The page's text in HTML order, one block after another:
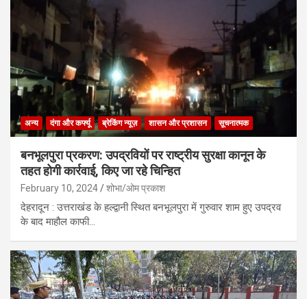
अन्य दंगा और कर्फ्यू ब्रेकिंग न्यूज़ शासन और प्रशासन सूचनात्मक
बनभूलपुरा प्रकरण: उपद्रवियों पर राष्ट्रीय सुरक्षा कानून के
तहत होगी कार्रवाई, किए जा रहे चिन्हित
February 10, 2024 शोभा/ओम प्रकाश
देहरादून : उत्तराखंड के हल्द्वानी स्थित बनभूलपुरा में गुरुवार शाम हुए उपद्रव
के बाद माहौल काफी…